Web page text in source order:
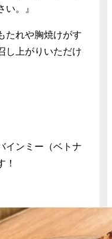
。』
たれや胸焼けがす
し上がりいただけ
インミー（ベトナ
！